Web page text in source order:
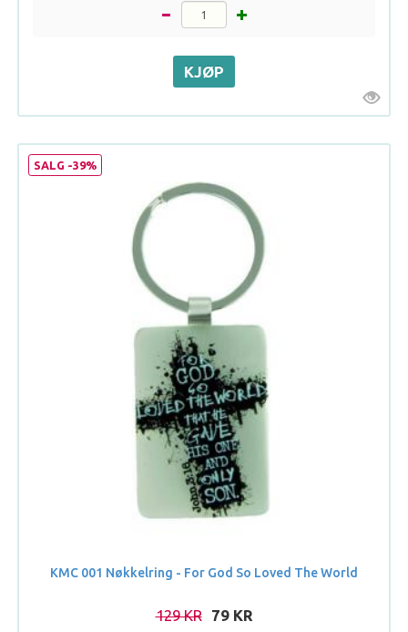
KMC 001 Nøkkelring - For God So Loved The World
129 KR 79 KR
SALG -39%